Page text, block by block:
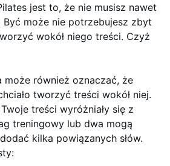
jest to, że nie musisz nawet
może nie potrzebujesz zbyt
wokół niego treści. Czyż
może również oznaczać, że
tworzyć treści wokół niej.
treści wyróżniały się z
treningowy lub dwa mogą
kilka powiązanych słów.